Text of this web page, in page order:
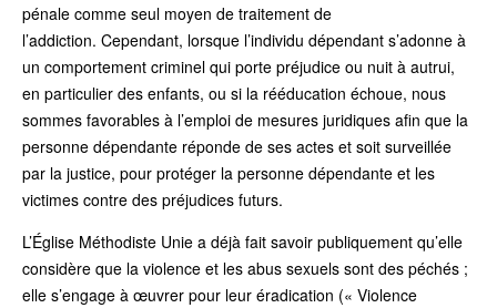
pénale comme seul moyen de traitement de
l’addiction. Cependant, lorsque l’individu dépendant s’adonne à
un comportement criminel qui porte préjudice ou nuit à autrui,
en particulier des enfants, ou si la rééducation échoue, nous
sommes favorables à l’emploi de mesures juridiques afin que la
personne dépendante réponde de ses actes et soit surveillée
par la justice, pour protéger la personne dépendante et les
victimes contre des préjudices futurs.
L’Église Méthodiste Unie a déjà fait savoir publiquement qu’elle
considère que la violence et les abus sexuels sont des péchés ;
elle s’engage à œuvrer pour leur éradication (« Violence